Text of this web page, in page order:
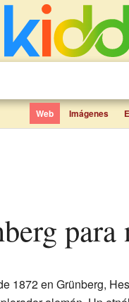
Web Imágenes
para
1872 en Grünberg,